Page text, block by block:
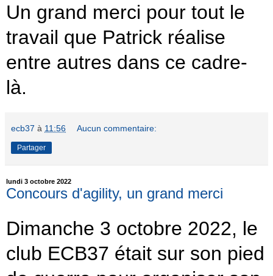
Un grand merci pour tout le
travail que Patrick réalise
entre autres dans ce cadre-
là.
ecb37 à 11:56 Aucun commentaire:
Partager
lundi 3 octobre 2022
Concours d'agility, un grand merci
Dimanche 3 octobre 2022, le
club ECB37 était sur son pied